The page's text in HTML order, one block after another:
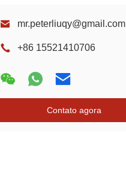
mr.peterliuqy@gmail.com
+86 15521410706
Contato agora